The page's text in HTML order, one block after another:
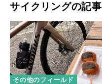
サイクリングの記事
その他のフィールド